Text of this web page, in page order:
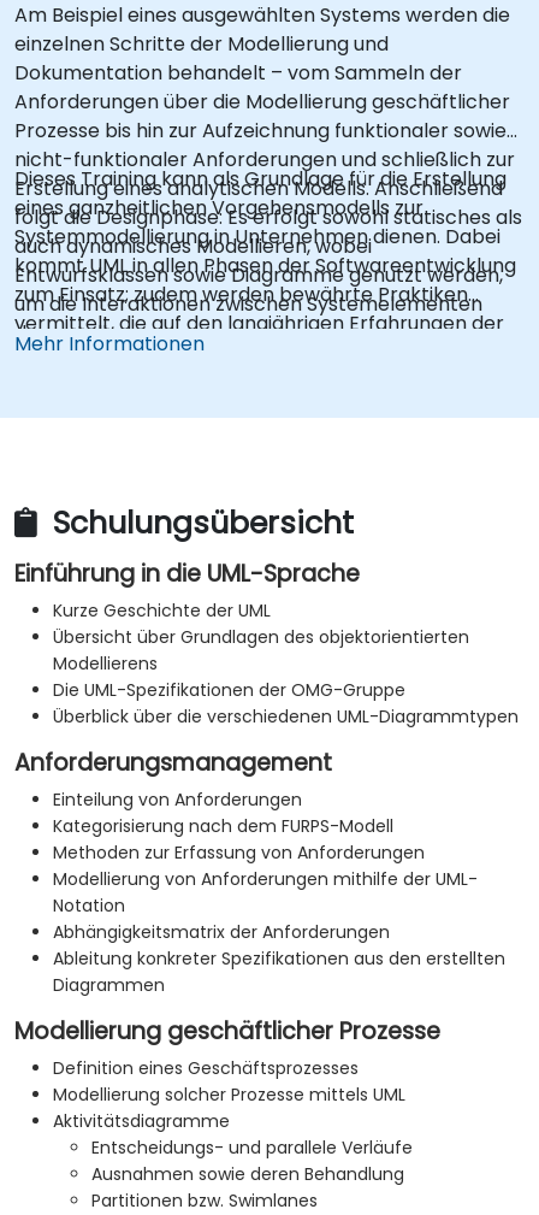
Am Beispiel eines ausgewählten Systems werden die
einzelnen Schritte der Modellierung und
Dokumentation behandelt – vom Sammeln der
Anforderungen über die Modellierung geschäftlicher
Prozesse bis hin zur Aufzeichnung funktionaler sowie
nicht-funktionaler Anforderungen und schließlich zur
Erstellung eines analytischen Modells. Anschließend
folgt die Designphase: Es erfolgt sowohl statisches als
auch dynamisches Modellieren, wobei
Entwurfsklassen sowie Diagramme genutzt werden,
um die Interaktionen zwischen Systemelementen
darzustellen.
Dieses Training kann als Grundlage für die Erstellung
eines ganzheitlichen Vorgehensmodells zur
Systemmodellierung in Unternehmen dienen. Dabei
kommt UML in allen Phasen der Softwareentwicklung
zum Einsatz; zudem werden bewährte Praktiken
vermittelt, die auf den langjährigen Erfahrungen der
NobleProg-Trainer basieren.
Mehr Informationen
Schulungsübersicht
Einführung in die UML-Sprache
Kurze Geschichte der UML
Übersicht über Grundlagen des objektorientierten
Modellierens
Die UML-Spezifikationen der OMG-Gruppe
Überblick über die verschiedenen UML-Diagrammtypen
Anforderungsmanagement
Einteilung von Anforderungen
Kategorisierung nach dem FURPS-Modell
Methoden zur Erfassung von Anforderungen
Modellierung von Anforderungen mithilfe der UML-
Notation
Abhängigkeitsmatrix der Anforderungen
Ableitung konkreter Spezifikationen aus den erstellten
Diagrammen
Modellierung geschäftlicher Prozesse
Definition eines Geschäftsprozesses
Modellierung solcher Prozesse mittels UML
Aktivitätsdiagramme
Entscheidungs- und parallele Verläufe
Ausnahmen sowie deren Behandlung
Partitionen bzw. Swimlanes